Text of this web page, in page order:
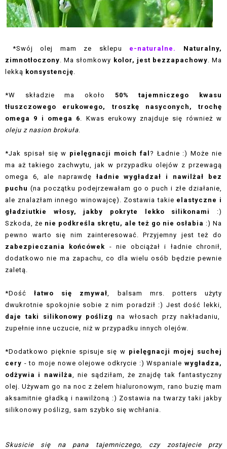
*Swój olej mam ze sklepu e-naturalne. Naturalny,
zimnotłoczony . Ma słomkowy kolor, jest bezzapachowy . Ma
lekką konsystencję
*W składzie ma około
50% tajemniczego kwasu
tłuszczowego erukowego, troszkę nasyconych, trochę
omega 9 i omega 6 . Kwas erukowy znajduje się również w
oleju z nasion brokuła
*Jak spisał się w pielęgnacji moich fal ? Ładnie :) Może nie
ma aż takiego zachwytu, jak w przypadku olejów z przewagą
omega 6, ale naprawdę ładnie wygładzał i nawilżał bez
puchu (na początku podejrzewałam go o puch i złe działanie,
ale znalazłam innego winowajcę). Zostawia takie elastyczne i
gładziutkie włosy, jakby pokryte lekko silikonami :)
Szkoda, że nie podkreśla skrętu, ale też go nie osłabia :) Na
pewno warto się nim zainteresować. Przyjemny jest też do
zabezpieczania końcówek - nie obciążał i ładnie chronił,
dodatkowo nie ma zapachu, co dla wielu osób będzie pewnie
zaletą.
*Dość łatwo się zmywał , balsam mrs. potters użyty
dwukrotnie spokojnie sobie z nim poradził :) Jest dość lekki,
daje taki silikonowy poślizg
na włosach przy nakładaniu,
zupełnie inne uczucie, niż w przypadku innych olejów.
*Dodatkowo pięknie spisuje się w pielęgnacji mojej suchej
cery - to moje nowe olejowe odkrycie :) Wspaniale wygładza,
odżywia i nawilża
, nie sądziłam, że znajdę tak fantastyczny
olej. Używam go na noc z żelem hialuronowym, rano buzię mam
aksamitnie gładką i nawilżoną :) Zostawia na twarzy taki jakby
silikonowy poślizg, sam szybko się wchłania.
Skusicie się na pana tajemniczego, czy zostajecie przy